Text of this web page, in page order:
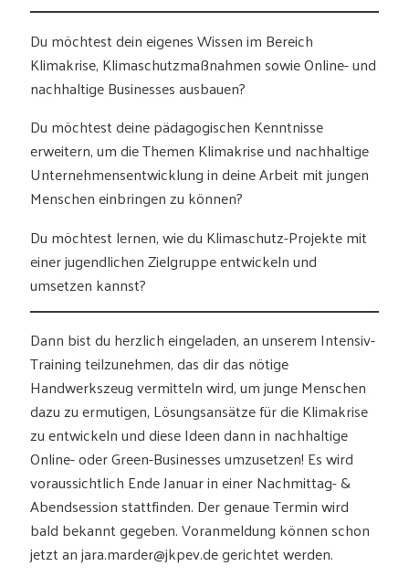
Du möchtest dein eigenes Wissen im Bereich
Klimakrise, Klimaschutzmaßnahmen sowie Online- und
nachhaltige Businesses ausbauen?
Du möchtest deine pädagogischen Kenntnisse
erweitern, um die Themen Klimakrise und nachhaltige
Unternehmensentwicklung in deine Arbeit mit jungen
Menschen einbringen zu können?
Du möchtest lernen, wie du Klimaschutz-Projekte mit
einer jugendlichen Zielgruppe entwickeln und
umsetzen kannst?
Dann bist du herzlich eingeladen, an unserem Intensiv-
Training teilzunehmen, das dir das nötige
Handwerkszeug vermitteln wird, um junge Menschen
dazu zu ermutigen, Lösungsansätze für die Klimakrise
zu entwickeln und diese Ideen dann in nachhaltige
Online- oder Green-Businesses umzusetzen! Es wird
voraussichtlich Ende Januar in einer Nachmittag- &
Abendsession stattfinden. Der genaue Termin wird
bald bekannt gegeben. Voranmeldung können schon
jetzt an jara.marder@jkpev.de gerichtet werden.